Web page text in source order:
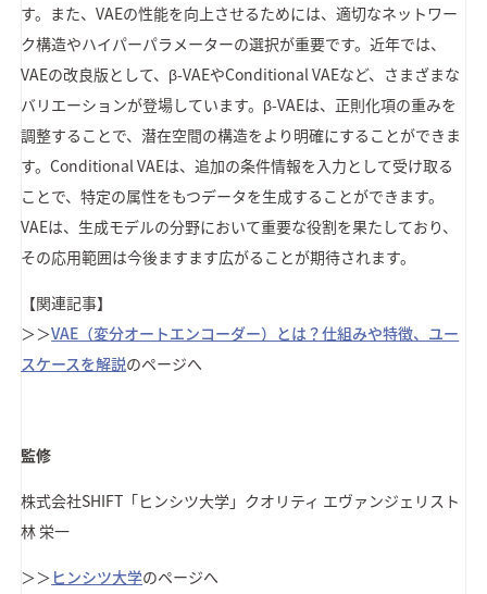
す。また、VAEの性能を向上させるためには、適切なネットワー
ク構造やハイパーパラメーターの選択が重要です。近年では、
VAEの改良版として、β-VAEやConditional VAEなど、さまざまな
バリエーションが登場しています。β-VAEは、正則化項の重みを
調整することで、潜在空間の構造をより明確にすることができま
す。Conditional VAEは、追加の条件情報を入力として受け取る
ことで、特定の属性をもつデータを生成することができます。
VAEは、生成モデルの分野において重要な役割を果たしており、
その応用範囲は今後ますます広がることが期待されます。
【関連記事】
＞＞VAE（変分オートエンコーダー）とは？仕組みや特徴、ユー
スケースを解説のページへ
監修
株式会社SHIFT 「ヒンシツ大学」クオリティ エヴァンジェリスト
林 栄一
＞＞ ヒンシツ大学のページへ